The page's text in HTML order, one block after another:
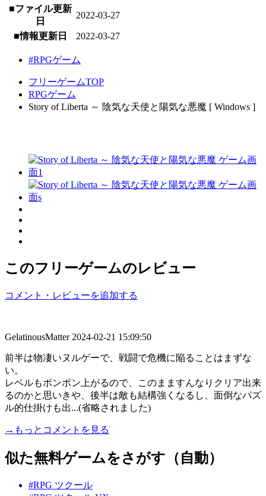
■ファイル更新
日
2022-03-27
■情報更新日 2022-03-27
#RPGゲーム
フリーゲームTOP
RPGゲーム
Story of Liberta ～ 陰気な天使と陽気な悪魔 [ Windows ]
このフリーゲームのレビュー
コメント・レビューを追加する
GelatinousMatter 2024-02-21 15:09:50
前半は物凄いヌルゲーで、戦闘で危機に陥ることはまずな
い。
レベルもポンポン上がるので、このまますんなりクリア出来
るのかと思いきや、後半は敵も結構強くなるし、面倒なパズ
ル的仕掛けも出...(省略されました)
→もっとコメントを見る
似た無料ゲームをさがす（自動）
#RPG ツクール